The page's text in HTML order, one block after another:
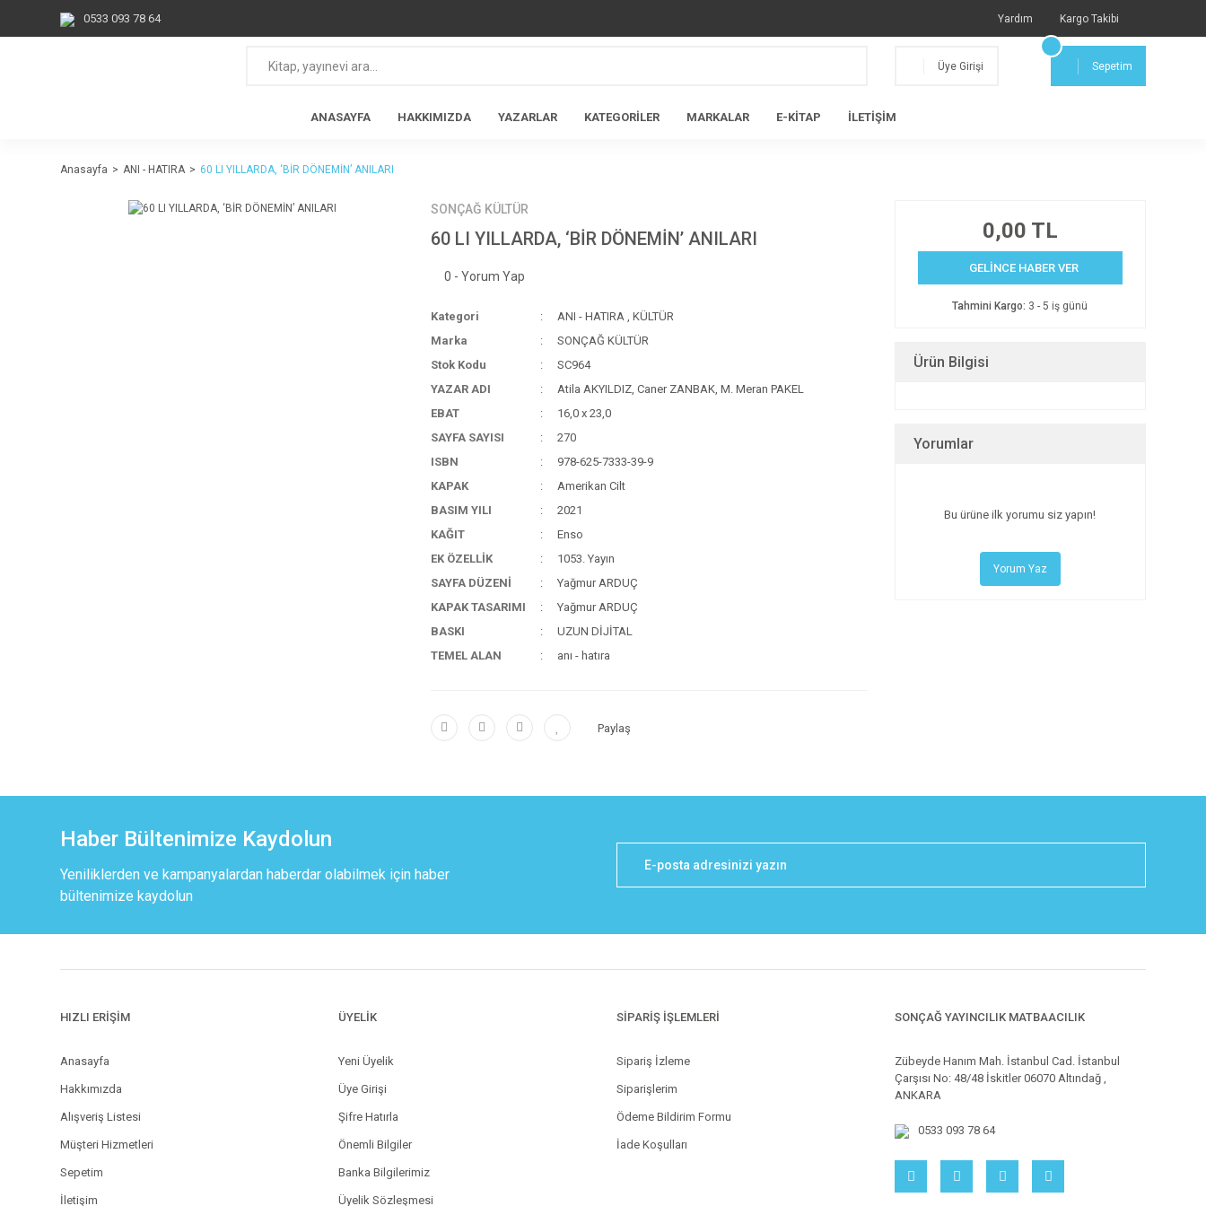
0533 093 78 64 Yardım Kargo Takibi
Üye Girişi Sepetim
ANASAYFA HAKKIMIZDA YAZARLAR KATEGORİLER MARKALAR E-KİTAP İLETİŞİM
Anasayfa ANI - HATIRA 60 LI YILLARDA, ‘BİR DÖNEMİN’ ANILARI
SONÇAĞ KÜLTÜR
60 LI YILLARDA, ‘BİR DÖNEMİN’ ANILARI
0 - Yorum Yap
Kategori ANI - HATIRA , KÜLTÜR
Marka
SONÇAĞ KÜLTÜR
Stok Kodu
SC964
YAZAR ADI
Atila AKYILDIZ, Caner ZANBAK, M. Meran PAKEL
EBAT
16,0 x 23,0
SAYFA SAYISI
270
ISBN
978-625-7333-39-9
KAPAK
Amerikan Cilt
BASIM YILI
2021
KAĞIT
Enso
EK ÖZELLİK
1053. Yayın
SAYFA DÜZENİ
Yağmur ARDUÇ
KAPAK TASARIMI
Yağmur ARDUÇ
BASKI
UZUN DİJİTAL
TEMEL ALAN
anı - hatıra
Paylaş
0,00 TL
GELİNCE HABER VER
Tahmini Kargo: 3 - 5 iş günü
Ürün Bilgisi
Yorumlar
Bu ürüne ilk yorumu siz yapın!
Yorum Yaz
Haber Bültenimize Kaydolun
Yeniliklerden ve kampanyalardan haberdar olabilmek için haber
bültenimize kaydolun
HIZLI ERİŞİM
Anasayfa
Hakkımızda
Alışveriş Listesi
Müşteri Hizmetleri
Sepetim
İletişim
ÜYELİK
Yeni Üyelik
Üye Girişi
Şifre Hatırla
Önemli Bilgiler
Banka Bilgilerimiz
Üyelik Sözleşmesi
SİPARİŞ İŞLEMLERİ
Sipariş İzleme
Siparişlerim
Ödeme Bildirim Formu
İade Koşulları
SONÇAĞ YAYINCILIK MATBAACILIK
Zübeyde Hanım Mah. İstanbul Cad. İstanbul
Çarşısı No: 48/48 İskitler 06070 Altındağ ,
ANKARA
0533 093 78 64